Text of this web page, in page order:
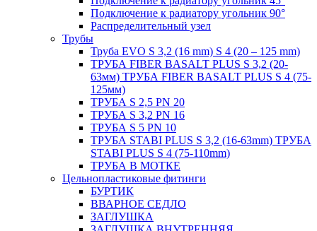
Подключение к радиатору угольник 90°
Распределительный узел
Трубы
Труба EVO S 3,2 (16 mm) S 4 (20 – 125 mm)
ТРУБА FIBER BASALT PLUS S 3,2 (20-
63мм) ТРУБА FIBER BASALT PLUS S 4 (75-
125мм)
ТРУБА S 2,5 PN 20
ТРУБА S 3,2 PN 16
ТРУБА S 5 PN 10
ТРУБА STABI PLUS S 3,2 (16-63mm) ТРУБА
STABI PLUS S 4 (75-110mm)
ТРУБА В МОТКЕ
Цельнопластиковые фитинги
БУРТИК
ВВАРНОЕ СЕДЛО
ЗАГЛУШКА